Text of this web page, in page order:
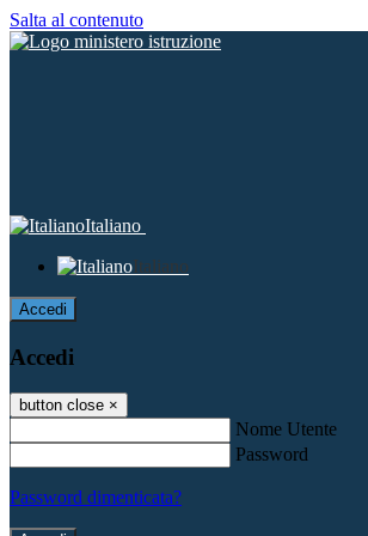
Salta al contenuto
Italiano
Italiano
Accedi
Accedi
button close ×
Nome Utente
Password
Password dimenticata?